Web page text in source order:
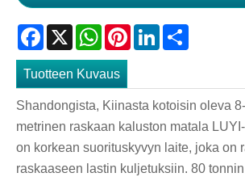
Facebook
X WhatsApp
PinterestLinkedIn
Tuotteen Kuvaus
Shandongista, Kiinasta kotoisin oleva
metrinen raskaan kaluston matala
on korkean suorituskyvyn laite, joka on
raskaaseen lastin kuljetuksiin. 80